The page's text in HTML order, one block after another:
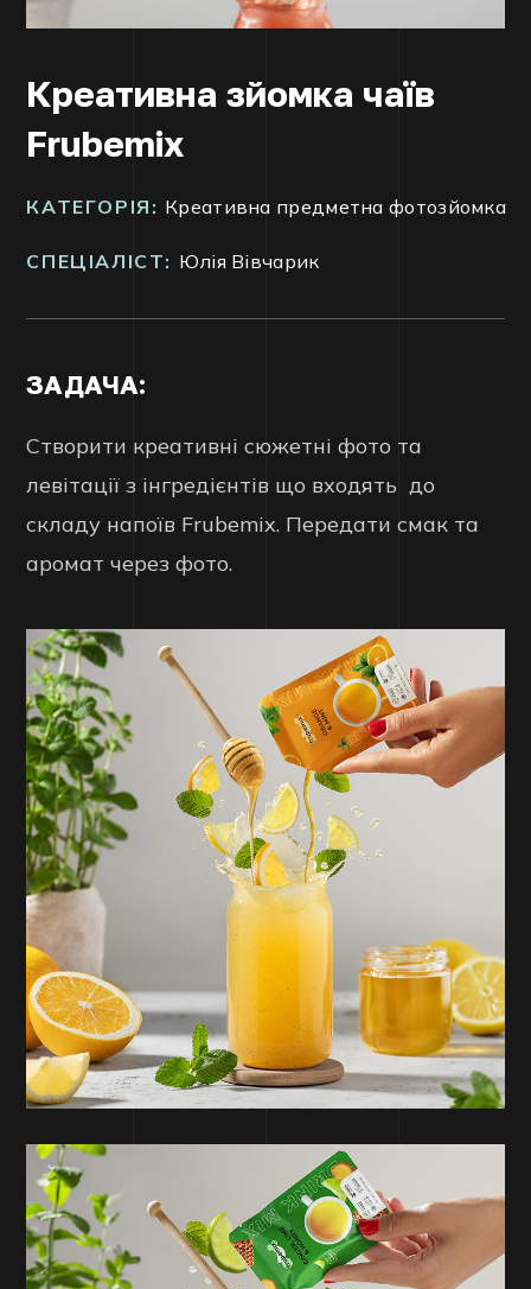
Креативна зйомка чаїв
Frubemix
КАТЕГОРІЯ: Креативна предметна фотозйомка
СПЕЦІАЛІСТ: Юлія Вівчарик
ЗАДАЧА:
Створити креативні сюжетні фото та
левітації з інгредієнтів що входять до
складу напоїв Frubemix. Передати смак та
аромат через фото.